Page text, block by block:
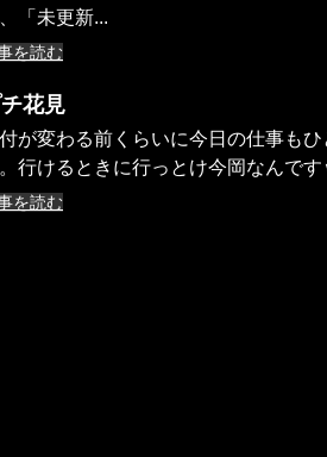
「未更新...
を読む
花見
が変わる前くらいに今日の仕事も
行けるときに行っとけ今岡なんで
を読む